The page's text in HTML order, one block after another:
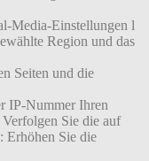
Media-Einstellungen l
Region und das
Seiten und die
IP-Nummer Ihren
Sie die auf
Erhöhen Sie die